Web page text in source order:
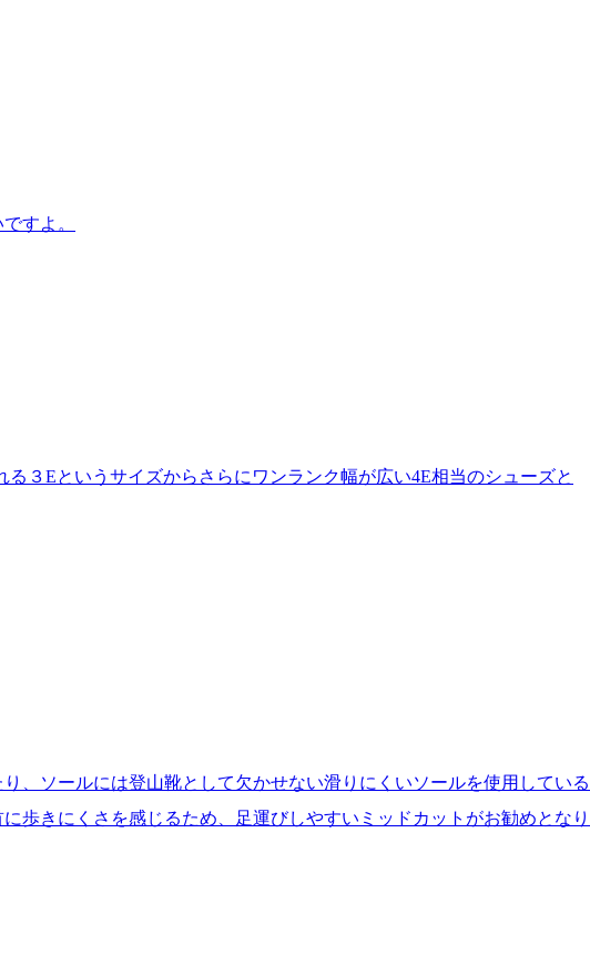
すよ。
３Eというサイズからさらにワンランク幅が広い4E相当のシューズと
、ソールには登山靴として欠かせない滑りにくいソールを使用している
歩きにくさを感じるため、足運びしやすいミッドカットがお勧めとなり